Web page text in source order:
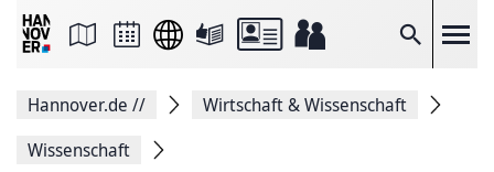
Suche
Seite
Facebook
Hannover.de //
Wirtschaft & Wissenschaft
Wissenschaft